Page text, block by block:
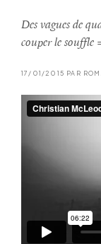
Des vagues de
couper le souffle
17/01/2015 PAR